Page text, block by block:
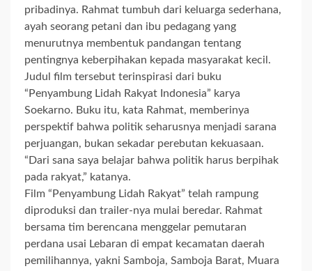
pribadinya. Rahmat tumbuh dari keluarga sederhana,
ayah seorang petani dan ibu pedagang yang
menurutnya membentuk pandangan tentang
pentingnya keberpihakan kepada masyarakat kecil.
Judul film tersebut terinspirasi dari buku
“Penyambung Lidah Rakyat Indonesia” karya
Soekarno. Buku itu, kata Rahmat, memberinya
perspektif bahwa politik seharusnya menjadi sarana
perjuangan, bukan sekadar perebutan kekuasaan.
“Dari sana saya belajar bahwa politik harus berpihak
pada rakyat,” katanya.
Film “Penyambung Lidah Rakyat” telah rampung
diproduksi dan trailer-nya mulai beredar. Rahmat
bersama tim berencana menggelar pemutaran
perdana usai Lebaran di empat kecamatan daerah
pemilihannya, yakni Samboja, Samboja Barat, Muara